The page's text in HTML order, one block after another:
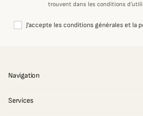
trouvent dans les conditions
J'accepte les conditions générales et la
Navigation
Services